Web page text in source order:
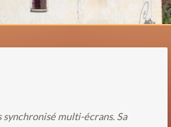
multi-écrans. Sa